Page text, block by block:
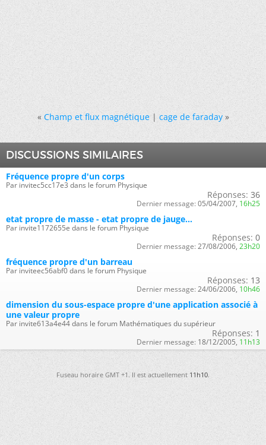
« Champ et flux magnétique|cage de faraday »
DISCUSSIONS SIMILAIRES
Fréquence propre d'un corps
Par invitec5cc17e3 dans le forum Physique
Réponses: 36
Dernier message: 05/04/2007, 16h25
etat propre de masse - etat propre de jauge...
Par invite1172655e dans le forum Physique
Réponses: 0
Dernier message: 27/08/2006, 23h20
fréquence propre d'un barreau
Par inviteec56abf0 dans le forum Physique
Réponses: 13
Dernier message: 24/06/2006, 10h46
dimension du sous-espace propre d'une application associé à
une valeur propre
Par invite613a4e44 dans le forum Mathématiques du supérieur
Réponses: 1
Dernier message: 18/12/2005, 11h13
Fuseau horaire GMT +1. Il est actuellement11h10.